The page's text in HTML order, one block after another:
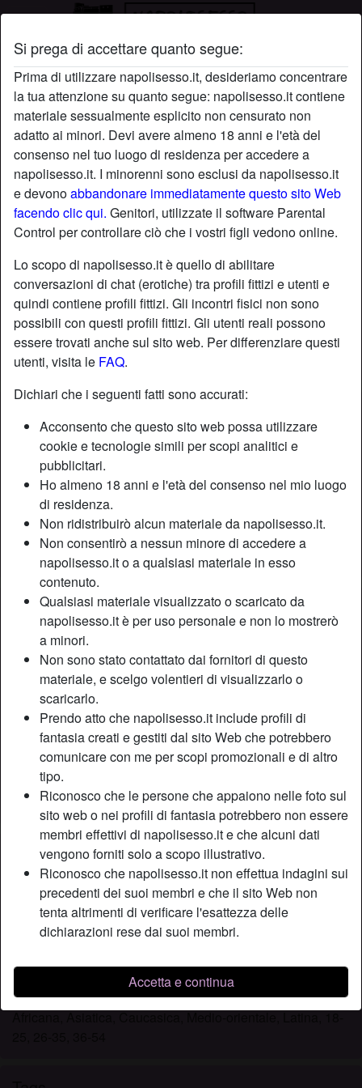
Si prega di accettare quanto segue:
Prima di utilizzare napolisesso.it, desideriamo concentrare
la tua attenzione su quanto segue: napolisesso.it contiene
materiale sessualmente esplicito non censurato non
adatto ai minori. Devi avere almeno 18 anni e l'età del
consenso nel tuo luogo di residenza per accedere a
napolisesso.it. I minorenni sono esclusi da napolisesso.it
e devonoabbandonare immediatamente questo sito Web
facendo clic qui. Genitori, utilizzate il software Parental
Control per controllare ciò che i vostri figli vedono online.
Lo scopo di napolisesso.it è quello di abilitare
conversazioni di chat (erotiche) tra profili fittizi e utenti e
quindi contiene profili fittizi. Gli incontri fisici non sono
possibili con questi profili fittizi. Gli utenti reali possono
essere trovati anche sul sito web. Per differenziare questi
utenti, visita le FAQ.
Dichiari che i seguenti fatti sono accurati:
Acconsento che questo sito web possa utilizzare
cookie e tecnologie simili per scopi analitici e
pubblicitari.
Ho almeno 18 anni e l'età del consenso nel mio luogo
di residenza.
Non ridistribuirò alcun materiale da napolisesso.it.
Non consentirò a nessun minore di accedere a
napolisesso.it o a qualsiasi materiale in esso
contenuto.
Qualsiasi materiale visualizzato o scaricato da
napolisesso.it è per uso personale e non lo mostrerò
a minori.
Non sono stato contattato dai fornitori di questo
materiale, e scelgo volentieri di visualizzarlo o
scaricarlo.
Prendo atto che napolisesso.it include profili di
fantasia creati e gestiti dal sito Web che potrebbero
comunicare con me per scopi promozionali e di altro
tipo.
Riconosco che le persone che appaiono nelle foto sul
sito web o nei profili di fantasia potrebbero non essere
membri effettivi di napolisesso.it e che alcuni dati
vengono forniti solo a scopo illustrativo.
Riconosco che napolisesso.it non effettua indagini sui
precedenti dei suoi membri e che il sito Web non
tenta altrimenti di verificare l'esattezza delle
dichiarazioni rese dai suoi membri.
Accetta e continua
Profilo di Liquiriza
starAggiungi chatChatta adesso
Nickname:
Liquiriza
Età:
38
Paese:
Italia
Provincia:
Napoli
Sesso:
Sessualità:
Etero
Relazione:
Single
Colore dei capelli:
Bionde
Depilata:
Fumatrice:
Sì
Descrizione
I usually take the mirror I have in my room and put it in front
of the bed, I naked there with open legs I admire my
shaved pussy. But would you date a woman like me? I'm
clear from every point of view, and I never hide anything, I'll
Sta cercando